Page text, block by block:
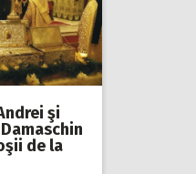
şi
de la